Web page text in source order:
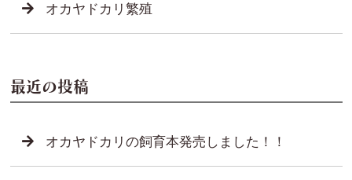
オカヤドカリ繁殖
最近の投稿
オカヤドカリの飼育本発売しました！！